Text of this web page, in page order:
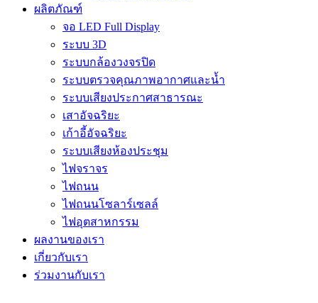
ผลิตภัณฑ์
จอ LED Full Display
ระบบ 3D
ระบบกล้องวงจรปิด
ระบบตรวจคุณภาพอากาศและน้ำ
ระบบเสียงประกาศสาธารณะ
เสาอัจฉริยะ
เก้าอี้อัจฉริยะ
ระบบเสียงห้องประชุม
ไฟจราจร
ไฟถนน
ไฟถนนโซลาร์เซลล์
ไฟอุตสาหกรรม
ผลงานของเรา
เกี่ยวกับเรา
ร่วมงานกับเรา